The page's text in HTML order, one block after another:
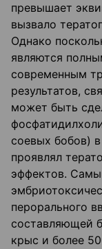
превышает
вызвало
Однако
являются
современным
результатов,
может быть
соевых бобов)
проявлял
эффектов.
перорального
составляющей
крыс и более